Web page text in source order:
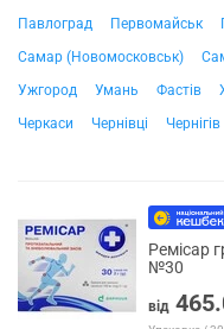
Павлоград
Первомайськ
Самар (Новомосковськ)
Ужгород
Умань Фастів
Черкаси
Чернівці Чернігів
Ремісар
№30
від